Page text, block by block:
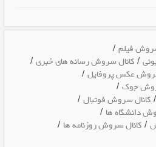
فیلم /
/کانال سروش رسانه های خبری /
عکس پروفایل /
جوک /
/کانال سروش فوتبال /
دانشگاه ها /
/کانال سروش روزنامه ها /